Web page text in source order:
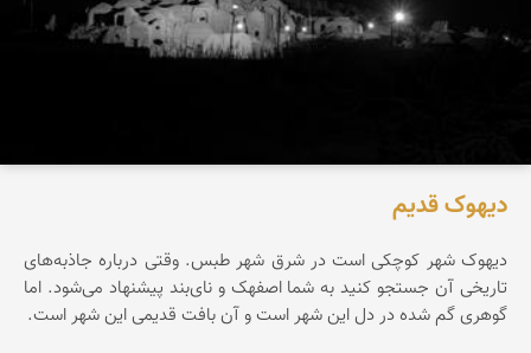
دیهوک قدیم
دیهوک شهر کوچکی است در شرق شهر طبس. وقتی درباره جاذبه‌های
تاریخی آن جستجو کنید به شما اصفهک و نای‌بند پیشنهاد می‌شود. اما
گوهری گم شده در دل این شهر است و آن بافت قدیمی این شهر است.